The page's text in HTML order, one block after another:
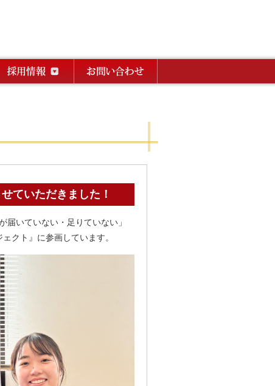
ていただきました！
届いていない・足りていない」
クト』に参画しています。